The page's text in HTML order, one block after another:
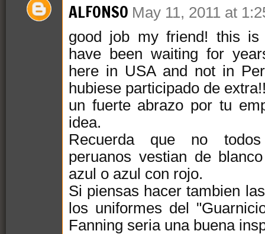
ALFONSO May 11, 2011 at
good job my friend! this is
have been waiting for
here in USA and not in
hubiese participado de
un fuerte abrazo por tu
idea.
Recuerda que no
peruanos vestian de
azul o azul con rojo.
Si piensas hacer tambien
los uniformes del
Fanning seria una buena